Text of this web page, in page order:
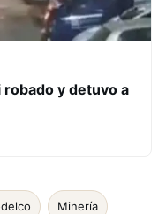
y detuvo a
Minería